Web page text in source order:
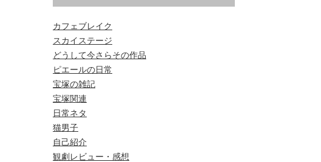
カフェブレイク
スカイステージ
どうして今さらその作品
ピエールの日常
宝塚の雑記
宝塚関連
日常ネタ
猫男子
自己紹介
観劇レビュー・感想